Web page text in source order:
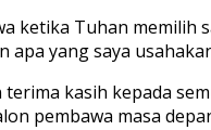
ketika Tuhan
apa yang saya
kasih kepada
pembawa masa